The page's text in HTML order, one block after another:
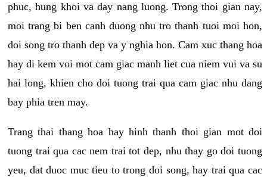
phuc, hung khoi va day nang luong. Trong thoi gian nay,
moi trang bi ben canh duong nhu tro thanh tuoi moi hon,
doi song tro thanh dep va y nghia hon. Cam xuc thang hoa
hay di kem voi mot cam giac manh liet cua niem vui va su
hai long, khien cho doi tuong trai qua cam giac nhu dang
bay phia tren may.
Trang thai thang hoa hay hinh thanh thoi gian mot doi
tuong trai qua cac nem trai tot dep, nhu thay go doi tuong
yeu, dat duoc muc tieu to trong doi song, hay trai qua cac